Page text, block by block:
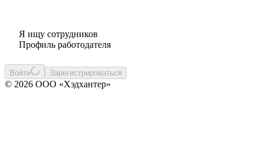
Я ищу сотрудников
Профиль работодателя
Войти Зарегистрироваться
© 2026 ООО «Хэдхантер»